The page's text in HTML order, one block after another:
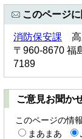
このページ
消防保安課 高
〒960-8670
7189
ご意見お聞か
このページの情
まあまあ